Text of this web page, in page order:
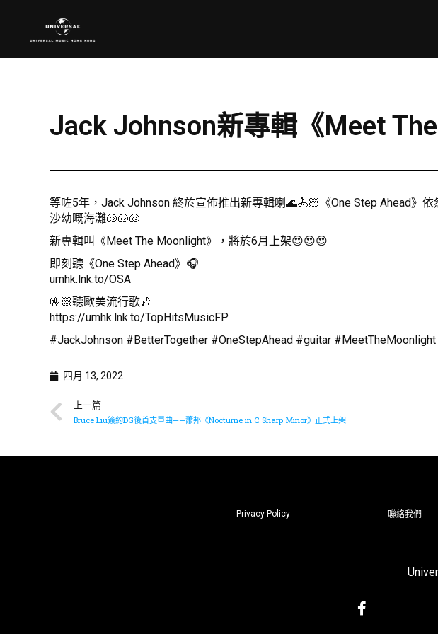
Jack Johnson新專輯《Meet
等咗5年，Jack Johnson 終於宣佈推出新專輯喇🌊🏄🏻《One Step Ahead》
沙幼嘅海灘🐚🐚🐚
新專輯叫《Meet The Moonlight》，將於6月上架😍😍😍
即刻聽《One Step Ahead》🎧
umhk.lnk.to/OSA
🤟🏻聽歐美流行歌🎶
https://umhk.lnk.to/TopHitsMusicFP
#JackJohnson #BetterTogether #OneStepAhead #guitar
四月 13, 2022
上一篇
Bruce Liu簽約DG後首支單曲——蕭邦《Nocturne in C Sharp Minor》正式上架
Privacy Policy 聯絡我們